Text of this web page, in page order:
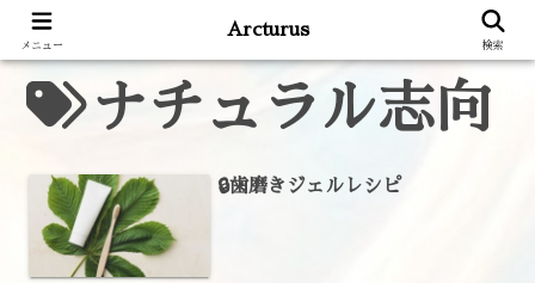
ナチュラル志向
🔒歯磨きジェルレシピ
メニュー
Arcturus
検索